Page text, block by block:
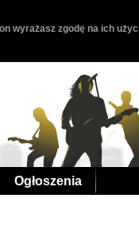
zgodę na ich
Ogłoszenia